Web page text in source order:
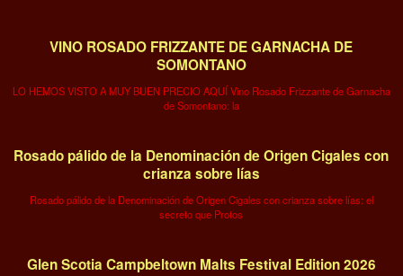
VINO ROSADO FRIZZANTE DE GARNACHA DE
SOMONTANO
LO HEMOS VISTO A MUY BUEN PRECIO AQUÍ Vino Rosado Frizzante de Garnacha
de Somontano: la
Rosado pálido de la Denominación de Origen Cigales con
crianza sobre lías
Rosado pálido de la Denominación de Origen Cigales con crianza sobre lías: el
secreto que Protos
Glen Scotia Campbeltown Malts Festival Edition 2026